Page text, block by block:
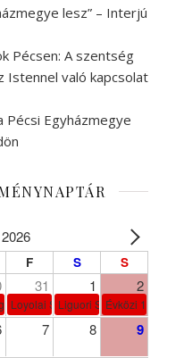
lesz” – Interjú
Pécsen: A szentség
Istennel való kapcsolat
Pécsi Egyházmegye
F S S
31 1 2
és Lázár
Szent Péter
Loyolai Szent IgnácLiguori Szent Alfonz pk-et.
Évközi 18.
7 8 9